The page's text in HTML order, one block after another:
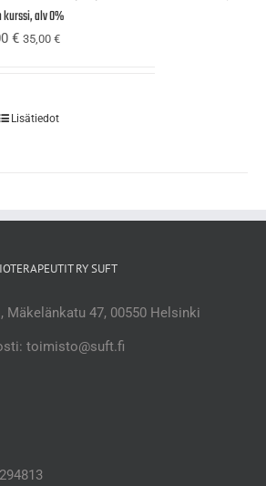
kurssi, alv 0%
€ 35,00€
Lisätiedot
RY SUFT
Mäkelänkatu 47, 00550 Helsinki
toimisto@suft.fi